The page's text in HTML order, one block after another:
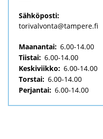
Säh­kö­pos­ti:
to­ri­val­von­ta@tam­pe­re.fi
Maanantai: 6.00-14.00
Tiistai: 6.00-14.00
Keskiviikko: 6.00-14.00
Torstai: 6.00-14.00
Perjantai: 6.00-14.00